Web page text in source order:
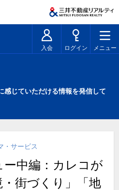
入会 ログイン メニュー
感じていただける情報を発信して
・サービス
中編：カレコが
街づくり」「地